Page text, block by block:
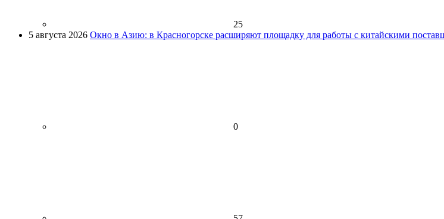
25
5 августа 2026 Окно в Азию: в Красногорске расширяют площадку для работы с китайскими
0